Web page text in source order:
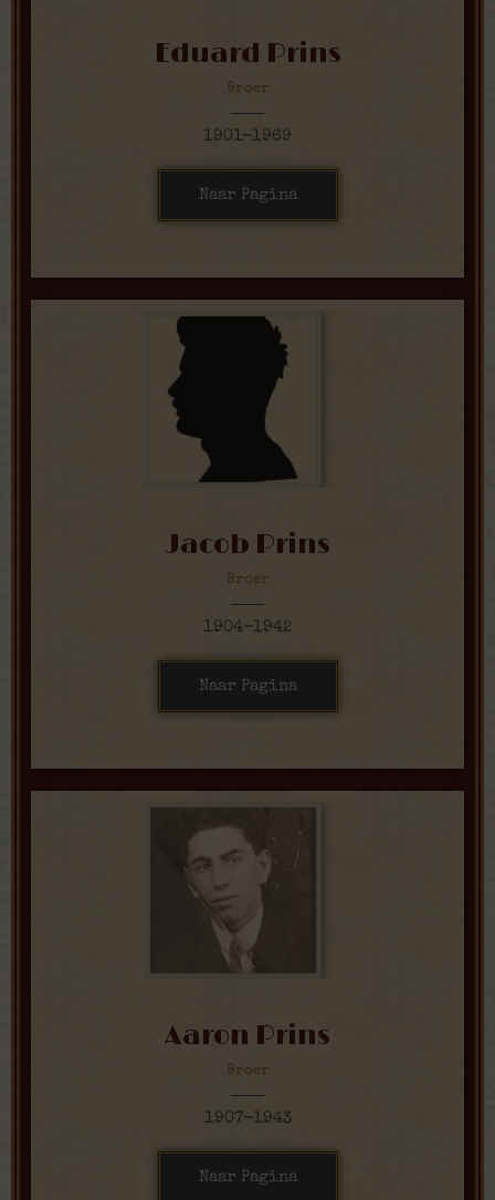
Eduard Prins
Broer
1901-1969
Naar Pagina
Jacob Prins
Broer
1904-1942
Naar Pagina
Aaron Prins
Broer
1907-1943
Naar Pagina